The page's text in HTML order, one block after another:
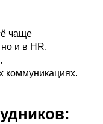
чаще
но и в HR,
коммуникациях.